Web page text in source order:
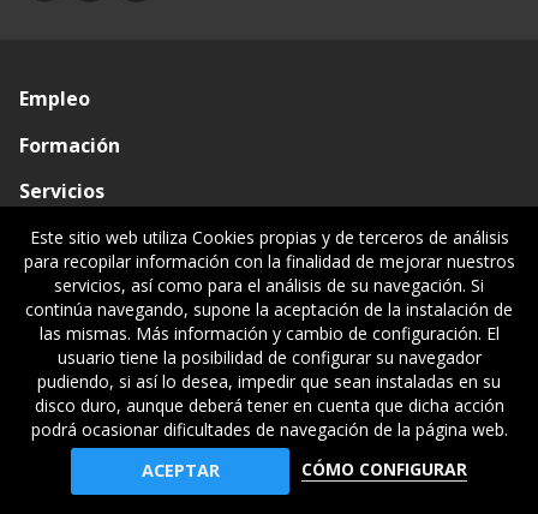
Empleo
Formación
Servicios
Conócenos
Visado de documentos
Ventanilla única
Políticas legales
© Gipuzkoako Industri Ingeniariaren Elkargo Ofiziala - Colegio
Oficial de Ingenieros Industriales de Gipuzkoa
Este sitio web utiliza Cookies propias y de terceros de análisis
para recopilar información con la finalidad de mejorar nuestros
servicios, así como para el análisis de su navegación. Si
continúa navegando, supone la aceptación de la instalación de
las mismas. Más información y cambio de configuración. El
usuario tiene la posibilidad de configurar su navegador
pudiendo, si así lo desea, impedir que sean instaladas en su
disco duro, aunque deberá tener en cuenta que dicha acción
podrá ocasionar dificultades de navegación de la página web.
ACEPTAR
CÓMO CONFIGURAR